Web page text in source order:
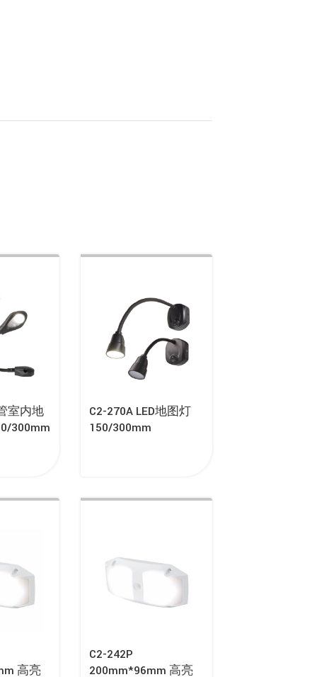
室内地
300mm
C2-270A LED地图灯
150/300mm
高亮
C2-242P
200mm*96mm 高亮